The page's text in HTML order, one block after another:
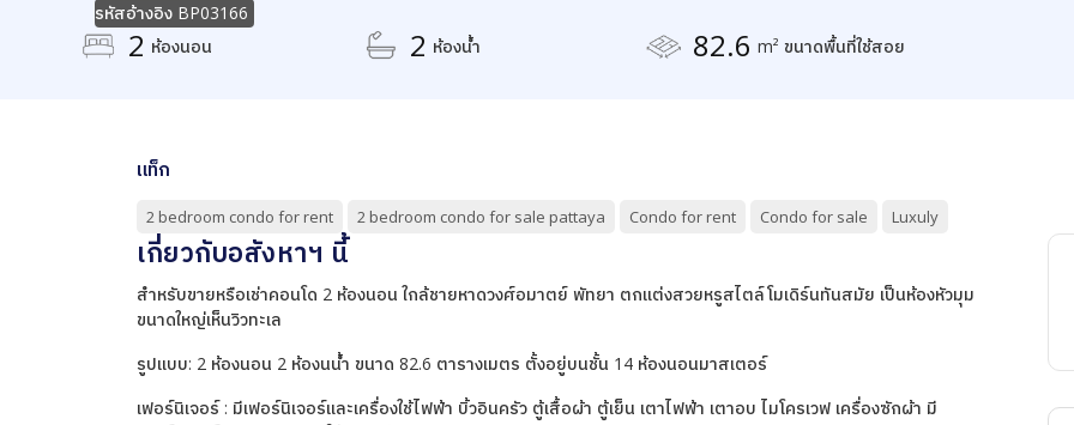
รหัสอ้างอิง BP03166
2 ห้องนอน 2 ห้องน้ำ 82.6 m² ขนาดพื้นที่ใช้สอย
แท็ก
2 bedroom condo for rent 2 bedroom condo for sale pattaya Condo for rent Condo for sale Luxuly
เกี่ยวกับอสังหาฯ นี้
สำหรับขายหรือเช่าคอนโด 2 ห้องนอน ใกล้ชายหาดวงศ์อมาตย์ พัทยา ตกแต่งสวยหรูสไตล์โมเดิร์นทันสมัย เป็นห้องหัวมุม
ขนาดใหญ่เห็นวิวทะเล
รูปแบบ: 2 ห้องนอน 2 ห้องนน้ำ ขนาด 82.6 ตารางเมตร ตั้งอยู่บนชั้น 14 ห้องนอนมาสเตอร์
เฟอร์นิเจอร์ : มีเฟอร์นิเจอร์และเครื่องใช้ไฟฟ้า บิ้วอินครัว ตู้เสื้อผ้า ตู้เย็น เตาไฟฟ้า เตาอบ ไมโครเวฟ เครื่องซักผ้า มี